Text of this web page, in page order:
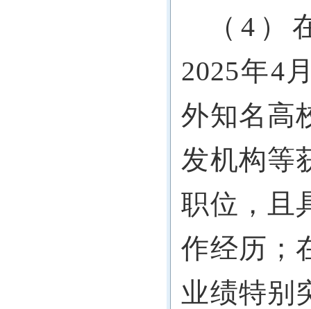
（4）
2025年4
外知名高
发机构等
职位，且
作经历；
业绩特别